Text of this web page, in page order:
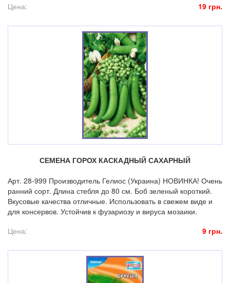
Цена:
19 грн.
СЕМЕНА ГОРОХ КАСКАДНЫЙ САХАРНЫЙ
Арт. 28-999 Производитель Гелиос (Украина) НОВИНКА! Очень
ранний сорт. Длина стебля до 80 см. Боб зеленый короткий.
Вкусовые качества отличные. Использовать в свежем виде и
для консервов. Устойчив к фузариозу и вируса мозаики.
Цена:
9 грн.